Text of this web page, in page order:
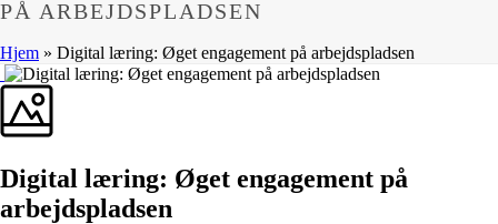
PÅ ARBEJDSPLADSEN
Hjem » Digital læring: Øget engagement på arbejdspladsen
Digital læring: Øget engagement på
arbejdspladsen